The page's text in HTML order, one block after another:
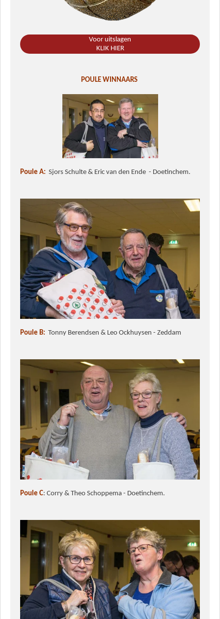
Voor uitslagen
KLIK HIER
POULE WINNAARS
Poule A: Sjors Schulte & Eric van den Ende - Doetinchem.
Poule B: Tonny Berendsen & Leo Ockhuysen - Zeddam
Poule C: Corry & Theo Schoppema - Doetinchem.